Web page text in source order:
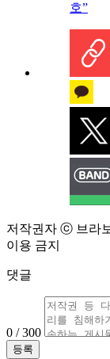
호”
저작권자 ⓒ 브라
이용 금지
댓글
0 / 300